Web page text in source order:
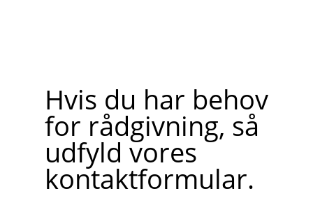
Hvis du har behov
for rådgivning, så
udfyld vores
kontaktformular.